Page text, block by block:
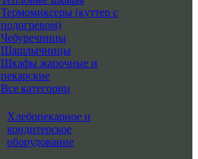
Термомиксеры (куттер с
подогревом)
Чебуречницы
Шашлычницы
Шкафы жарочные и
пекарские
Все категории
Хлебопекарное и
кондитерское
оборудование